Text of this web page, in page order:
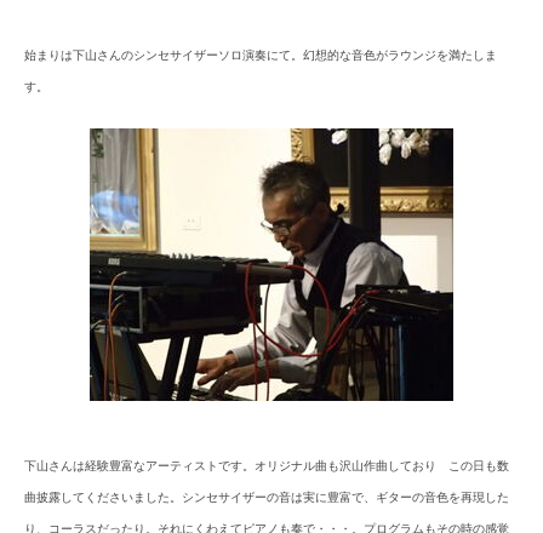
始まりは下山さんのシンセサイザーソロ演奏にて。幻想的な音色がラウンジを満たしま
す。
下山さんは経験豊富なアーティストです。オリジナル曲も沢山作曲しており この日も数
曲披露してくださいました。シンセサイザーの音は実に豊富で、ギターの音色を再現した
り、コーラスだったり。それにくわえてピアノも奏で・・・。プログラムもその時の感覚